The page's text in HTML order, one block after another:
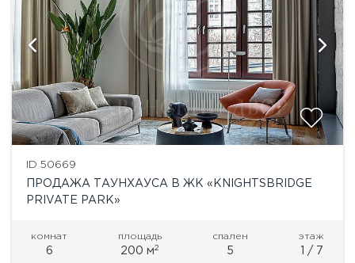
ID 50669
ПРОДАЖА ТАУНХАУСА В ЖК «KNIGHTSBRIDGE
PRIVATE PARK»
комнат
6
площадь
200 м2
спален
5
этаж
1 / 7